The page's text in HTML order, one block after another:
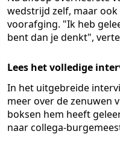
wedstrijd zelf, maar
voorafging. "Ik heb
bent dan je denkt",
Lees het volledige
In het uitgebreide
meer over de zenuwen
boksen hem heeft
naar collega-